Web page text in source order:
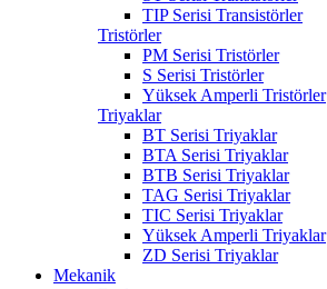
TIP Serisi Transistörler
Tristörler
PM Serisi Tristörler
S Serisi Tristörler
Yüksek Amperli Tristörler
Triyaklar
BT Serisi Triyaklar
BTA Serisi Triyaklar
BTB Serisi Triyaklar
TAG Serisi Triyaklar
TIC Serisi Triyaklar
Yüksek Amperli Triyaklar
ZD Serisi Triyaklar
Mekanik